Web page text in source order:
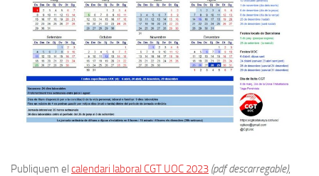
Publiquem el calendari laboral CGT UOC 2023 (pdf descarregable),